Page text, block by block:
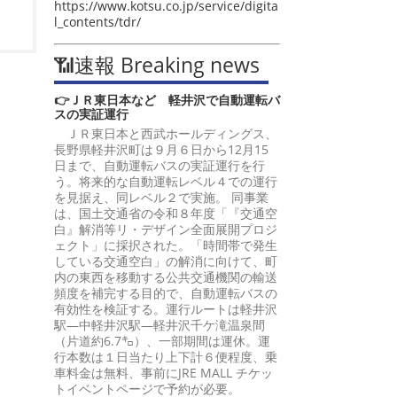
https://www.kotsu.co.jp/service/digita
l_contents/tdr/
📶速報 Breaking news
👉ＪＲ東日本など 軽井沢で自動運転バ
スの実証運行
ＪＲ東日本と西武ホールディングス、
長野県軽井沢町は９月６日から12月15
日まで、自動運転バスの実証運行を行
う。将来的な自動運転レベル４での運行
を見据え、同レベル２で実施。 同事業
は、国土交通省の令和８年度「『交通空
白』解消等リ・デザイン全面展開プロジ
ェクト」に採択された。「時間帯で発生
している交通空白」の解消に向けて、町
内の東西を移動する公共交通機関の輸送
頻度を補完する目的で、自動運転バスの
有効性を検証する。運行ルートは軽井沢
駅―中軽井沢駅―軽井沢千ケ滝温泉間
（片道約6.7㌔）、一部期間は運休。運
行本数は１日当たり上下計６便程度、乗
車料金は無料、事前にJRE MALL チケッ
トイベントページで予約が必要。